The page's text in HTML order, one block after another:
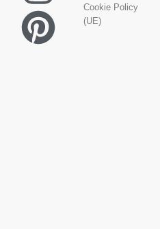
Cookie Policy
(UE)